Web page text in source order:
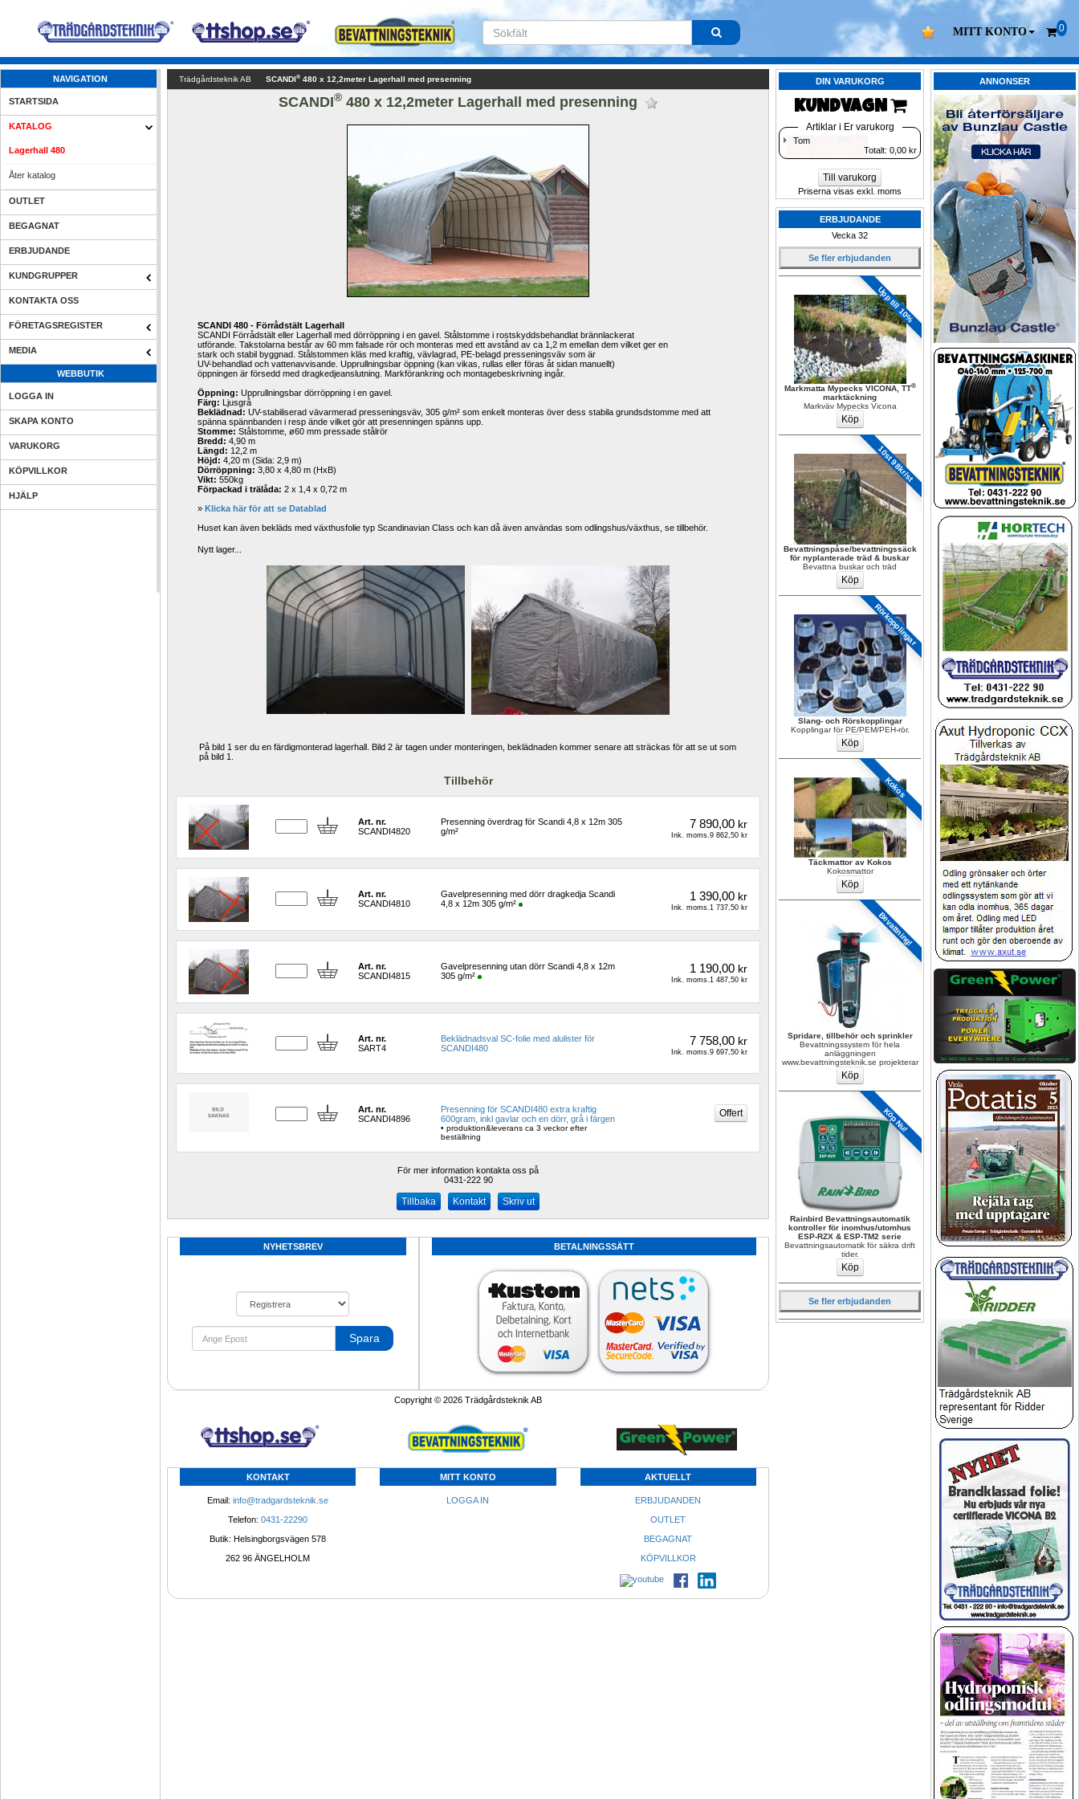
MITT KONTO 0
NAVIGATION
STARTSIDA
KATALOG
Lagerhall 480
Åter katalog
OUTLET
BEGAGNAT
ERBJUDANDE
KUNDGRUPPER
KONTAKTA OSS
FÖRETAGSREGISTER
MEDIA
WEBBUTIK
LOGGA IN
SKAPA KONTO
VARUKORG
KÖPVILLKOR
HJÄLP
ANNONSER
DIN VARUKORG
KUNDVAGN
Artiklar i Er varukorg
Tom
Totalt: 0,00 kr
Till varukorg
Priserna visas exkl. moms
ERBJUDANDE
Vecka 32
Se fler erbjudanden
Upp till 10%
Markmatta Mypecks VICONA, TT®
marktäckning
Markväv Mypecks Vicona
10st 98kr/st
Bevattningspåse/bevattningssäck
för nyplanterade träd & buskar
Bevattna buskar och träd
Rörkopplingar
Slang- och Rörskopplingar
Kopplingar för PE/PEM/PEH-rör.
Kokos
Täckmattor av Kokos
Kokosmattor
Bevattning!
Spridare, tillbehör och sprinkler
Bevattningssystem för hela
anläggningen
www.bevattningsteknik.se projekterar
Köp Nu!
Rainbird Bevattningsautomatik
kontroller för inomhus/utomhus
ESP-RZX & ESP-TM2 serie
Bevattningsautomatik för säkra drift
tider.
Se fler erbjudanden
Trädgårdsteknik AB SCANDI® 480 x 12,2meter Lagerhall med presenning
SCANDI® 480 x 12,2meter Lagerhall med presenning
SCANDI 480 - Förrådstält Lagerhall
SCANDI Förrådstält eller Lagerhall med dörröppning i en gavel. Stålstomme i rostskyddsbehandlat brännlackerat
utförande. Takstolarna består av 60 mm falsade rör och monteras med ett avstånd av ca 1,2 m emellan dem vilket ger en
stark och stabil byggnad. Stålstommen kläs med kraftig, vävlagrad, PE-belagd presseningsväv som är
UV-behandlad och vattenavvisande. Upprullningsbar öppning (kan vikas, rullas eller föras åt sidan manuellt)
öppningen är försedd med dragkedjeanslutning. Markförankring och montagebeskrivning ingår.
Öppning: Upprullningsbar dörröppning i en gavel.
Färg: Ljusgrå
Beklädnad: UV-stabiliserad vävarmerad presseningsväv, 305 g/m² som enkelt monteras över dess stabila grundsdstomme med att
spänna spännbanden i resp ände vilket gör att presenningen spänns upp.
Stomme: Stålstomme, ø60 mm pressade stålrör
Bredd: 4,90 m
Längd: 12,2 m
Höjd: 4,20 m (Sida: 2,9 m)
Dörröppning: 3,80 x 4,80 m (HxB)
Vikt: 550kg
Förpackad i trälåda: 2 x 1,4 x 0,72 m
» Klicka här för att se Datablad
Huset kan även bekläds med växthusfolie typ Scandinavian Class och kan då även användas som odlingshus/växthus, se tillbehör.
Nytt lager...
På bild 1 ser du en färdigmonterad lagerhall. Bild 2 är tagen under monteringen, beklädnaden kommer senare att sträckas för att se ut som
på bild 1.
Tillbehör
Art. nr.
SCANDI4820
Presenning överdrag för Scandi 4,8 x 12m 305
g/m²
7 890,00kr
Ink. moms.9 862,50 kr
Art. nr.
SCANDI4810
Gavelpresenning med dörr dragkedja Scandi
4,8 x 12m 305 g/m²
1 390,00kr
Ink. moms.1 737,50 kr
Art. nr.
SCANDI4815
Gavelpresenning utan dörr Scandi 4,8 x 12m
305 g/m²
1 190,00kr
Ink. moms.1 487,50 kr
Art. nr.
SART4
Beklädnadsval SC-folie med alulister för
SCANDI480
7 758,00kr
Ink. moms.9 697,50 kr
Art. nr.
SCANDI4896
Presenning för SCANDI480 extra kraftig
600gram, inkl gavlar och en dörr, grå i färgen
• produktion&leverans ca 3 veckor efter
beställning
För mer information kontakta oss på
0431-222 90
Kontakt Skriv ut
NYHETSBREV
Spara
BETALNINGSSÄTT
Copyright © 2026 Trädgårdsteknik AB
KONTAKT
Email: info@tradgardsteknik.se
Telefon: 0431-22290
Butik: Helsingborgsvägen 578
262 96 ÄNGELHOLM
MITT KONTO
LOGGA IN
AKTUELLT
ERBJUDANDEN
OUTLET
BEGAGNAT
KÖPVILLKOR